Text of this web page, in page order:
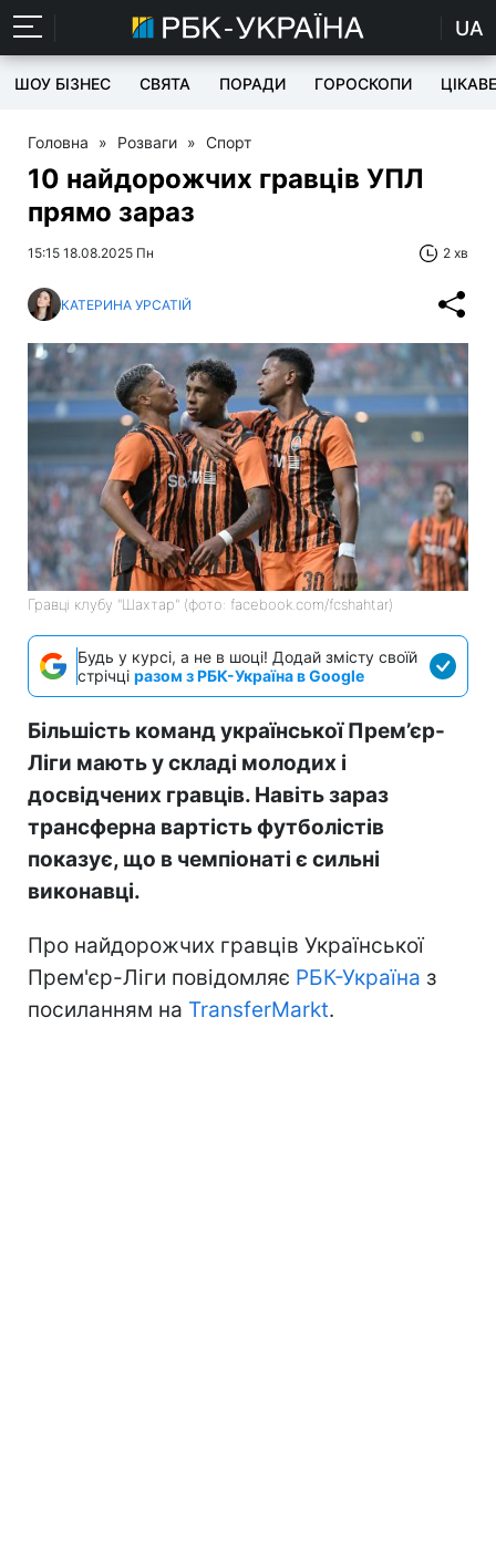
UA
ШОУ БІЗНЕС СВЯТА ПОРАДИ ГОРОСКОПИ ЦІКАВЕ
Головна » Розваги » Спорт
10 найдорожчих гравців УПЛ
прямо зараз
15:15 18.08.2025 Пн 2 хв
КАТЕРИНА УРСАТІЙ
Гравці клубу "Шахтар" (фото: facebook.com/fcshahtar)
Будь у курсі, а не в шоці! Додай змісту своїй
стрічці разом з РБК-Україна в Google
Більшість команд української Прем’єр-
Ліги мають у складі молодих і
досвідчених гравців. Навіть зараз
трансферна вартість футболістів
показує, що в чемпіонаті є сильні
виконавці.
Про найдорожчих гравців Української
Прем'єр-Ліги повідомляє РБК-Україна з
посиланням на TransferMarkt.